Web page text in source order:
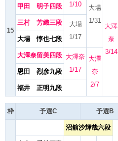
15
1/10
大場
1/31
大澤
奈
3/14
甲田 明子四段
三村 芳織三段
大場
1/17
大場 惇也七段
大澤奈留美四段 大澤奈
1/17
大澤
奈
2/7
恩田 烈彦九段
福井 正明九段
枠 予選C 予選B
沼舘沙輝哉六段